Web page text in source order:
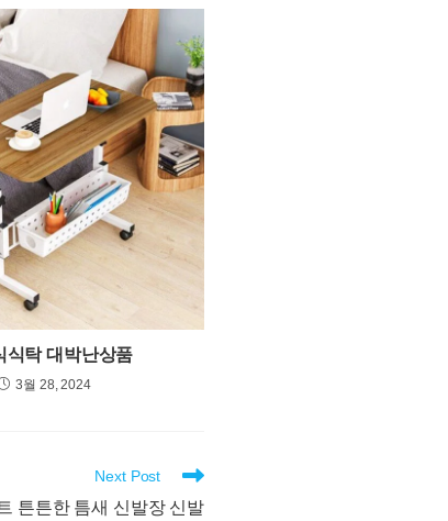
식탁 대박난상품
3월 28, 2024
Next Post
튼튼한 틈새 신발장 신발